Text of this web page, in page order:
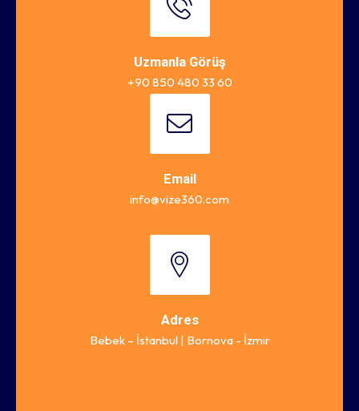
Uzmanla Görüş
+90 850 480 33 60
Email
info@vize360.com
Adres
Bebek – İstanbul | Bornova - İzmir